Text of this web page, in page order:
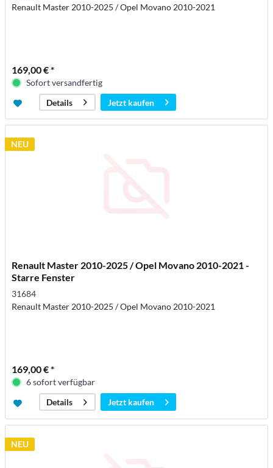
Renault Master 2010-2025 / Opel Movano 2010-2021
169,00 € *
Sofort versandfertig
Details
Jetzt kaufen
NEU
Renault Master 2010-2025 / Opel Movano 2010-2021 -
Starre Fenster
31684
Renault Master 2010-2025 / Opel Movano 2010-2021
169,00 € *
6 sofort verfügbar
Details
Jetzt kaufen
NEU